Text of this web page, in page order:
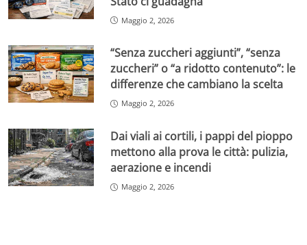
Maggio 2, 2026
“Senza zuccheri aggiunti”, “senza
zuccheri” o “a ridotto contenuto”: le
differenze che cambiano la scelta
Maggio 2, 2026
Dai viali ai cortili, i pappi del pioppo
mettono alla prova le città: pulizia,
aerazione e incendi
Maggio 2, 2026